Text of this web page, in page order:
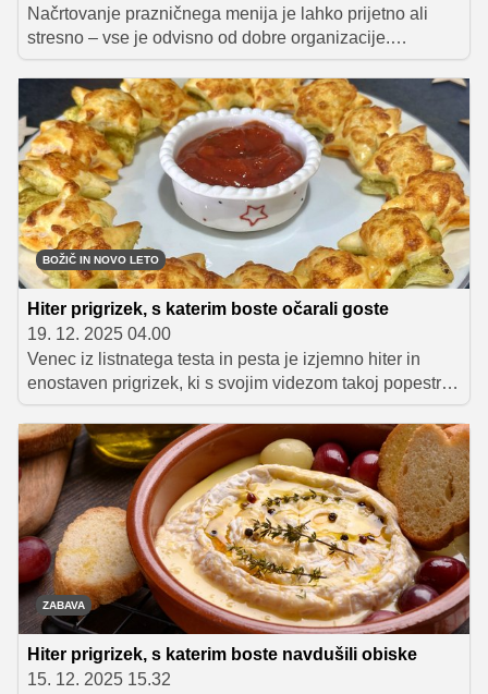
Načrtovanje prazničnega menija je lahko prijetno ali
stresno – vse je odvisno od dobre organizacije.
Razkrivamo, kako sestaviti uravnotežen silvestrski meni
za 2, 4 ali 8 oseb, katere jedi izbrati, kaj pripraviti
vnaprej in kako si s pravim časovnim načrtom prihraniti
živce na praznični dan.
BOŽIČ IN NOVO LETO
Hiter prigrizek, s katerim boste očarali goste
19. 12. 2025 04.00
Venec iz listnatega testa in pesta je izjemno hiter in
enostaven prigrizek, ki s svojim videzom takoj popestri
praznično mizo. Pripravljen je iz le petih sestavin, a
navduši z okusom in igrivo obliko. Odličen je za
praznične zabave, pogostitve ali kot topla predjed, ki jo
postrežemo z različnimi omakami.
ZABAVA
Hiter prigrizek, s katerim boste navdušili obiske
15. 12. 2025 15.32